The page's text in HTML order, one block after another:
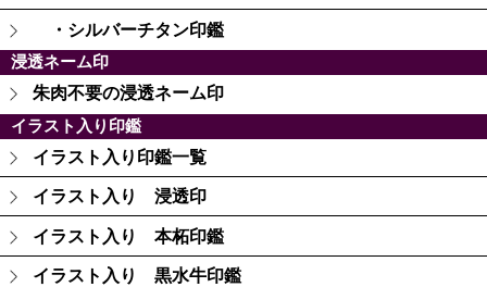
・シルバーチタン印鑑
浸透ネーム印
朱肉不要の浸透ネーム印
イラスト入り印鑑
イラスト入り印鑑一覧
イラスト入り 浸透印
イラスト入り 本柘印鑑
イラスト入り 黒水牛印鑑